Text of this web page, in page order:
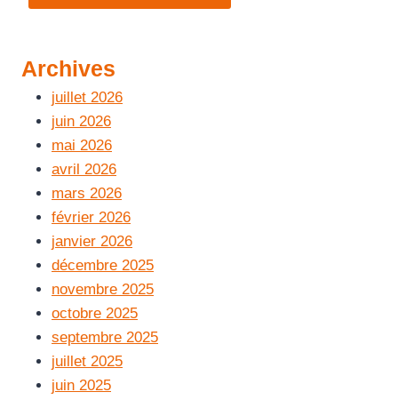
Archives
juillet 2026
juin 2026
mai 2026
avril 2026
mars 2026
février 2026
janvier 2026
décembre 2025
novembre 2025
octobre 2025
septembre 2025
juillet 2025
juin 2025